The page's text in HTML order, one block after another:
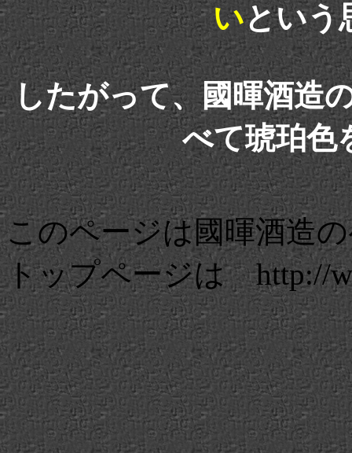
いという
したがって、國暉酒造
べて琥珀色
このページは國暉酒造
トップページは http://